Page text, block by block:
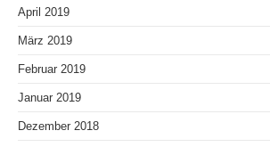
April 2019
März 2019
Februar 2019
Januar 2019
Dezember 2018